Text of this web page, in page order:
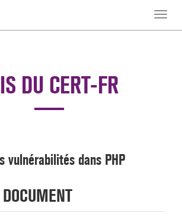
Toggle
DU CERT-FR
vulnérabilités dans PHP